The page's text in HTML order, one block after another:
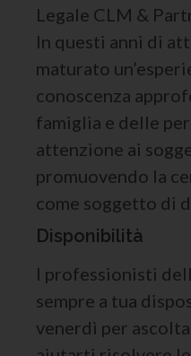
Legale CLM &
In questi anni di
maturato
conoscenza
famiglia e delle
attenzione ai
promuovendo la
come soggetto di
Disponibilità
I professionisti
sempre a tua
venerdì per